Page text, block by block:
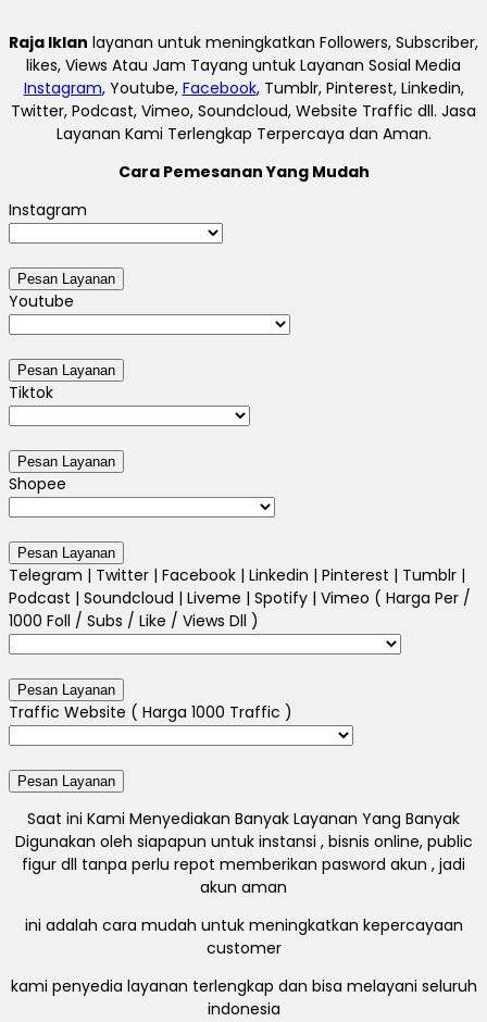
Raja Iklan layanan untuk meningkatkan Followers, Subscriber,
likes, Views Atau Jam Tayang untuk Layanan Sosial Media
Instagram, Youtube, Facebook, Tumblr, Pinterest, Linkedin,
Twitter, Podcast, Vimeo, Soundcloud, Website Traffic dll. Jasa
Layanan Kami Terlengkap Terpercaya dan Aman.
Cara Pemesanan Yang Mudah
Instagram
Youtube
Tiktok
Shopee
Telegram | Twitter | Facebook | Linkedin | Pinterest | Tumblr |
Podcast | Soundcloud | Liveme | Spotify | Vimeo ( Harga Per /
1000 Foll / Subs / Like / Views Dll )
Traffic Website ( Harga 1000 Traffic )
Saat ini Kami Menyediakan Banyak Layanan Yang Banyak
Digunakan oleh siapapun untuk instansi , bisnis online, public
figur dll tanpa perlu repot memberikan pasword akun , jadi
akun aman
ini adalah cara mudah untuk meningkatkan kepercayaan
customer
kami penyedia layanan terlengkap dan bisa melayani seluruh
indonesia